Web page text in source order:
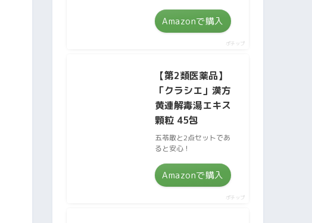
Amazonで購入
ポチップ
【第2類医薬品】
「クラシエ」漢方
黄連解毒湯エキス
顆粒 45包
五苓散と2点セットであ
ると安心！
Amazonで購入
ポチップ